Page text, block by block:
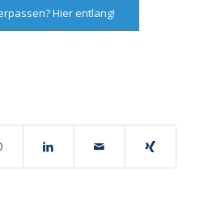
Hier entlang!